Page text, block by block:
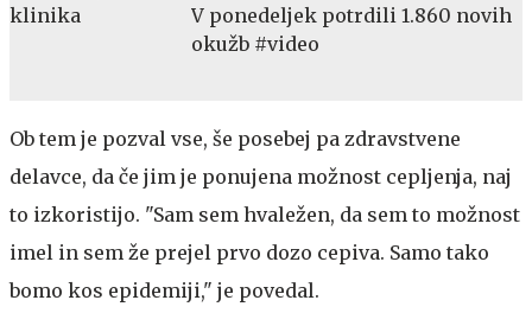
V ponedeljek potrdili 1.860 novih
okužb #video
Ob tem je pozval vse, še posebej pa zdravstvene
delavce, da če jim je ponujena možnost cepljenja, naj
to izkoristijo. "Sam sem hvaležen, da sem to možnost
imel in sem že prejel prvo dozo cepiva. Samo tako
bomo kos epidemiji," je povedal.